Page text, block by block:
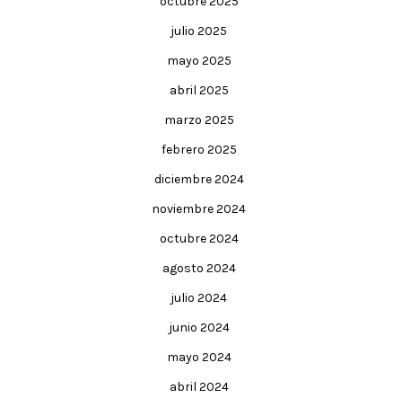
julio 2025
mayo 2025
abril 2025
marzo 2025
febrero 2025
diciembre 2024
noviembre 2024
octubre 2024
agosto 2024
julio 2024
junio 2024
mayo 2024
abril 2024